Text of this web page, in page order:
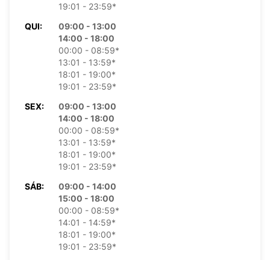
19:01 - 23:59*
QUI:
09:00 - 13:00
14:00 - 18:00
00:00 - 08:59*
13:01 - 13:59*
18:01 - 19:00*
19:01 - 23:59*
SEX:
09:00 - 13:00
14:00 - 18:00
00:00 - 08:59*
13:01 - 13:59*
18:01 - 19:00*
19:01 - 23:59*
SÁB:
09:00 - 14:00
15:00 - 18:00
00:00 - 08:59*
14:01 - 14:59*
18:01 - 19:00*
19:01 - 23:59*